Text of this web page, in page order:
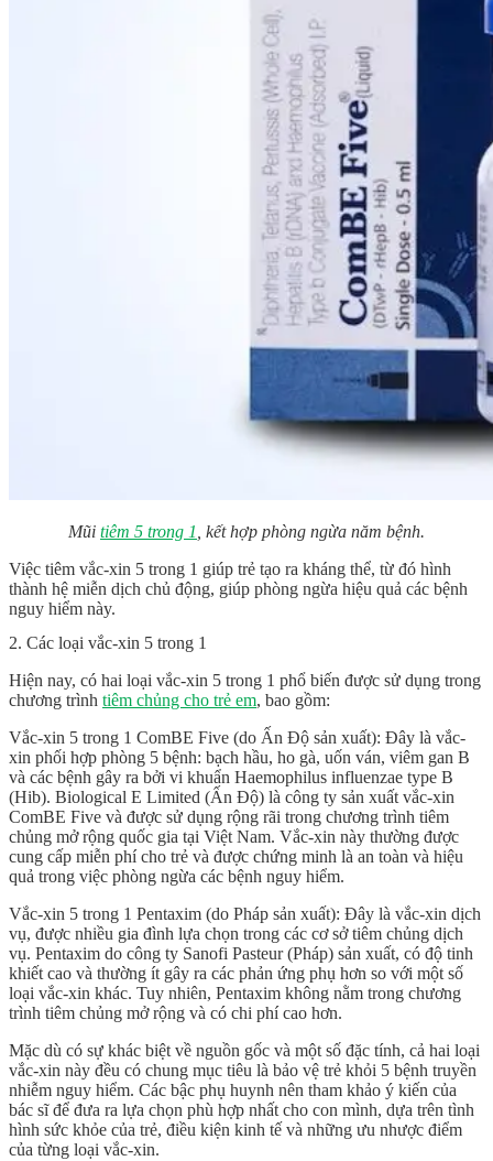
Mũi tiêm 5 trong 1 , kết hợp phòng ngừa năm bệnh.
Việc tiêm vắc-xin 5 trong 1 giúp trẻ tạo ra kháng thể, từ đó hình
thành hệ miễn dịch chủ động, giúp phòng ngừa hiệu quả các bệnh
nguy hiểm này.
2. Các loại vắc-xin 5 trong 1
Hiện nay, có hai loại vắc-xin 5 trong 1 phổ biến được sử dụng trong
chương trình tiêm chủng cho trẻ em, bao gồm:
Vắc-xin 5 trong 1 ComBE Five (do Ấn Độ sản xuất): Đây là vắc-
xin phối hợp phòng 5 bệnh: bạch hầu, ho gà, uốn ván, viêm gan B
và các bệnh gây ra bởi vi khuẩn Haemophilus influenzae type B
(Hib). Biological E Limited (Ấn Độ) là công ty sản xuất vắc-xin
ComBE Five và được sử dụng rộng rãi trong chương trình tiêm
chủng mở rộng quốc gia tại Việt Nam. Vắc-xin này thường được
cung cấp miễn phí cho trẻ và được chứng minh là an toàn và hiệu
quả trong việc phòng ngừa các bệnh nguy hiểm.
Vắc-xin 5 trong 1 Pentaxim (do Pháp sản xuất): Đây là vắc-xin dịch
vụ, được nhiều gia đình lựa chọn trong các cơ sở tiêm chủng dịch
vụ. Pentaxim do công ty Sanofi Pasteur (Pháp) sản xuất, có độ tinh
khiết cao và thường ít gây ra các phản ứng phụ hơn so với một số
loại vắc-xin khác. Tuy nhiên, Pentaxim không nằm trong chương
trình tiêm chủng mở rộng và có chi phí cao hơn.
Mặc dù có sự khác biệt về nguồn gốc và một số đặc tính, cả hai loại
vắc-xin này đều có chung mục tiêu là bảo vệ trẻ khỏi 5 bệnh truyền
nhiễm nguy hiểm. Các bậc phụ huynh nên tham khảo ý kiến của
bác sĩ để đưa ra lựa chọn phù hợp nhất cho con mình, dựa trên tình
hình sức khỏe của trẻ, điều kiện kinh tế và những ưu nhược điểm
của từng loại vắc-xin.